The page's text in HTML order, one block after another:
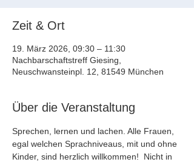
Zeit & Ort
19. März 2026, 09:30 – 11:30
Nachbarschaftstreff Giesing,
Neuschwansteinpl. 12, 81549 München
Über die Veranstaltung
Sprechen, lernen und lachen. Alle Frauen,
egal welchen Sprachniveaus, mit und ohne
Kinder, sind herzlich willkommen!  Nicht in